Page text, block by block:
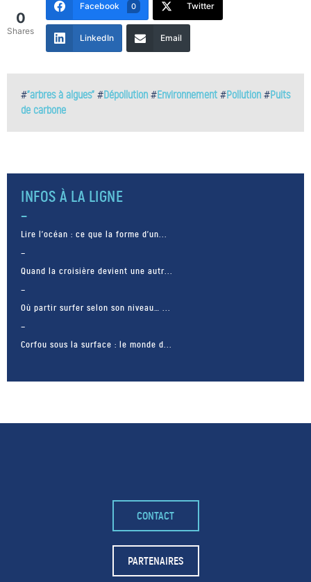
0
Shares
Facebook 0 Twitter
LinkedIn Email
#"arbres à algues" #Dépollution #Environnement #Pollution #Puits
de carbone
INFOS À LA LIGNE
Lire l’océan : ce que la forme d’un...
Quand la croisière devient une autr...
Où partir surfer selon son niveau… ...
Corfou sous la surface : le monde d...
– FACEBOOK –
POUR LIKER
TA MER
CONTACT
PARTENAIRES